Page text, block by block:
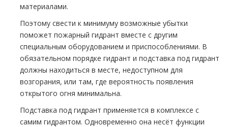
материалами.
Поэтому свести к минимуму возможные убытки
поможет пожарный гидрант вместе с другим
специальным оборудованием и приспособлениями. В
обязательном порядке гидрант и подставка под гидрант
должны находиться в месте, недоступном для
возгорания, или там, где вероятность появления
открытого огня минимальна.
Подставка под гидрант применяется в комплексе с
самим гидрантом. Одновременно она несёт функции